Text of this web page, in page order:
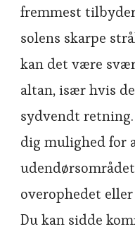
fremmest
solens skarpe
kan det være
altan, især hvis
sydvendt
dig mulighed for
overophedet
Du kan sidde